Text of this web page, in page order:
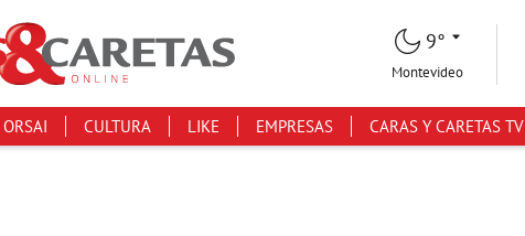
9°
Montevideo
ORSAI CULTURA LIKE EMPRESAS CARAS Y CARETAS TV